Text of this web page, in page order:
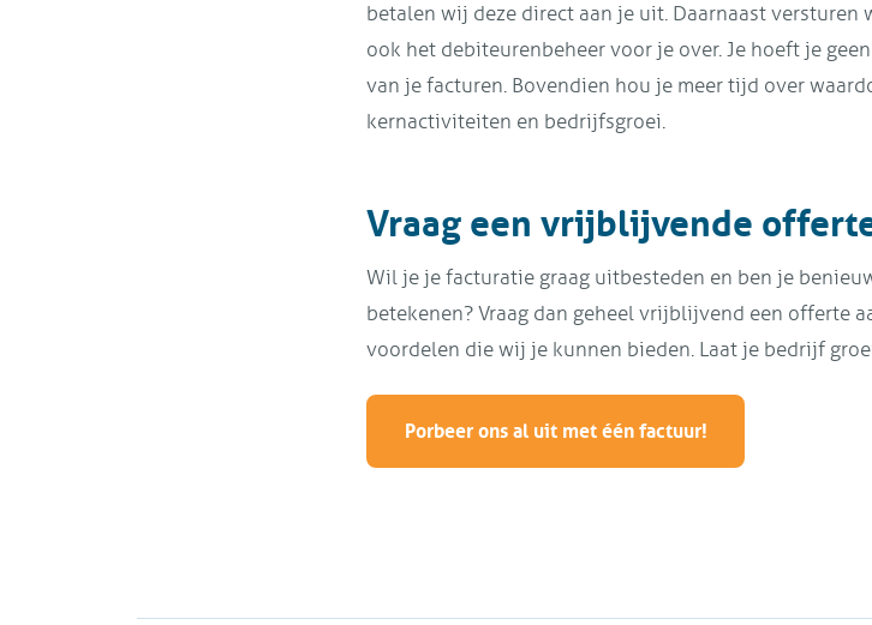
betalen wij deze direct aan je uit. Daarnaast
ook het debiteurenbeheer voor je over. Je hoeft je
van je facturen. Bovendien hou je meer tijd over
kernactiviteiten en bedrijfsgroei.
Vraag een vrijblijvende
Wil je je facturatie graag uitbesteden en ben je
betekenen? Vraag dan geheel vrijblijvend een offerte
voordelen die wij je kunnen bieden. Laat je bedrijf
Porbeer ons al uit met één factuur!